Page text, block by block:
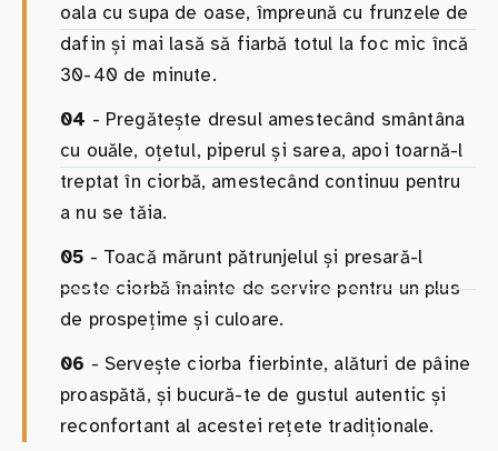
oala cu supa de oase, împreună cu frunzele de
dafin și mai lasă să fiarbă totul la foc mic încă
30-40 de minute.
04 - Pregătește dresul amestecând smântâna
cu ouăle, oțetul, piperul și sarea, apoi toarnă-l
treptat în ciorbă, amestecând continuu pentru
a nu se tăia.
05 - Toacă mărunt pătrunjelul și presară-l
peste ciorbă înainte de servire pentru un plus
de prospețime și culoare.
06 - Servește ciorba fierbinte, alături de pâine
proaspătă, și bucură-te de gustul autentic și
reconfortant al acestei rețete tradiționale.